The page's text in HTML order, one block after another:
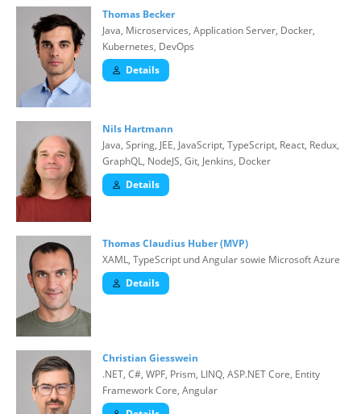
Thomas Becker
Java, Microservices, Application Server, Docker,
Kubernetes, DevOps
Details
Nils Hartmann
Java, Spring, JEE, JavaScript, TypeScript, React, Redux,
GraphQL, NodeJS, Git, Jenkins, Docker
Details
Thomas Claudius Huber (MVP)
XAML, TypeScript und Angular sowie Microsoft Azure
Details
Christian Giesswein
.NET, C#, WPF, Prism, LINQ, ASP.NET Core, Entity
Framework Core, Angular